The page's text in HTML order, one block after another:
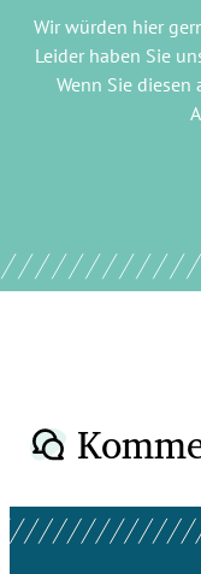
Wir würden hier
Leider haben Sie
Wenn Sie